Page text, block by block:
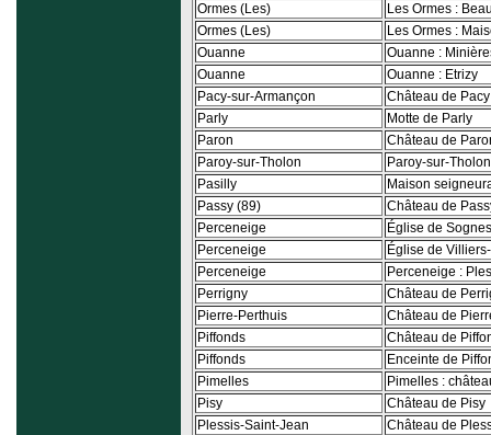
Ormes (Les)
Les Ormes :
Ormes (Les)
Les Ormes :
Ouanne
Ouanne :
Ouanne
Ouanne : Etrizy
Pacy-sur-Armançon
Château de Pacy
Parly
Motte de Parly
Paron
Château de
Paroy-sur-Tholon
Paroy-sur-
Pasilly
Maison
Passy (89)
Château de
Perceneige
Église de
Perceneige
Église de
Perceneige
Perceneige :
Perrigny
Château de
Pierre-Perthuis
Château de
Piffonds
Château de
Piffonds
Enceinte de
Pimelles
Pimelles :
Pisy
Château de Pisy
Plessis-Saint-Jean
Château de